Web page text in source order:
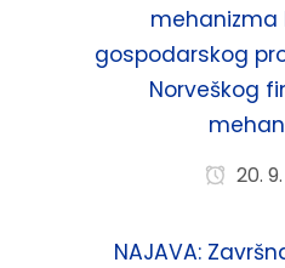
mehanizma
gospodarskog
Norveškog
20.
NAJAVA: